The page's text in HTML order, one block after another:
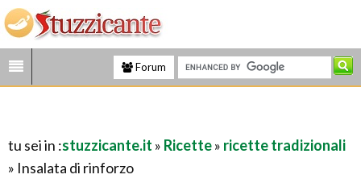
Forum
tu sei in :stuzzicante.it » Ricette» ricette tradizionali
» Insalata di rinforzo